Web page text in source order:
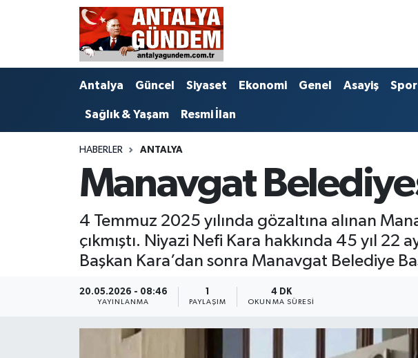
Antalya Güncel Siyaset Ekonomi Genel Asayiş Spor
Sağlık & Yaşam Resmi İlan
HABERLER ANTALYA
Manavgat
4 Temmuz 2025 yılında gözaltına alınan
çıkmıştı. Niyazi Nefi Kara hakkında 45 yıl 22
Başkan Kara’dan sonra Manavgat Belediye
20.05.2026 - 08:46
YAYINLANMA
1
PAYLAŞIM
4 DK
OKUNMA SÜRESI
Antalya
Bilim & Teknoloji
Ekonomi
Görüntülü Haber
Antalya Nöbetçi Eczaneler
Antalya Hava Durumu
Antalya Namaz Vakitleri
Süper Lig Puan Durumu ve Fikstür
Tüm Manşetler
Son Dakika Haberleri
Haber Arşivi